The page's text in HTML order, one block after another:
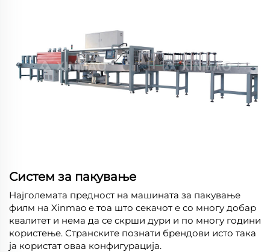
Систем за пакување
Најголемата предност на машината за пакување
филм на Xinmao е тоа што секачот е со многу добар
квалитет и нема да се скрши дури и по многу години
користење. Странските познати брендови исто така
ја користат оваа конфигурација.